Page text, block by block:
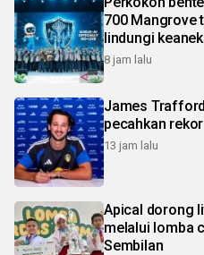
700 Mangrove
lindungi
8 jam lalu
James
pecahkan
13 jam lalu
Apical dorong
melalui lomba
Sembilan